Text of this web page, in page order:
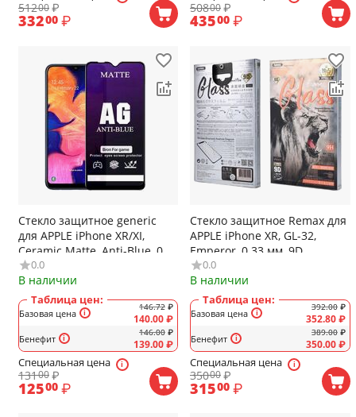
51200 ₽
33200 ₽
50800₽
43500 ₽
Стекло защитное generic
для APPLE iPhone XR/XI,
Ceramic Matte, Anti-Blue, 0.4
мм, 2.5D, матовый, полный
клей, цвет: чёрный
0.0
В наличии
Таблица цен:
Базовая цена
Бенефит
146.72 ₽
140.00₽
146.00 ₽
139.00₽
Специальная цена
13100 ₽
12500 ₽
Стекло защитное Remax для
APPLE iPhone XR, GL-32,
Emperor, 0.33 мм, 9D,
глянцевое, цвет: чёрный
0.0
В наличии
Таблица цен:
Базовая цена
Бенефит
392.00 ₽
352.80₽
389.00 ₽
350.00₽
Специальная цена
35000₽
31500 ₽